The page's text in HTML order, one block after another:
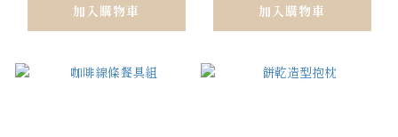
加入購物車 加入購物車